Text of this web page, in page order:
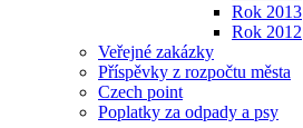
Rok 2013
Rok 2012
Veřejné zakázky
Příspěvky z rozpočtu města
Czech point
Poplatky za odpady a psy